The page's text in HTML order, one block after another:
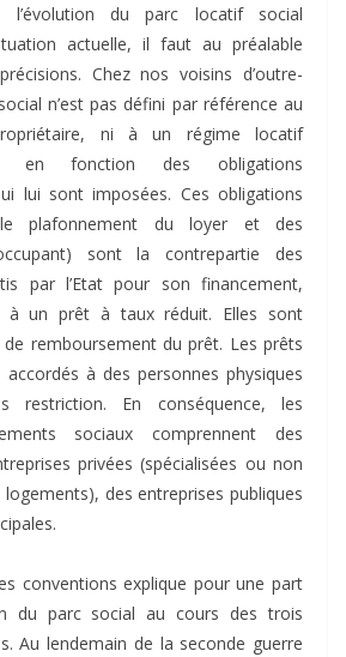
l’évolution du parc locatif social
actuelle, il faut au préalable
Chez nos voisins d’outre-
n’est pas défini par référence au
ni à un régime locatif
en fonction des obligations
lui sont imposées. Ces obligations
le plafonnement du loyer et des
sont la contrepartie des
par l’Etat pour son financement,
à un prêt à taux réduit. Elles sont
remboursement du prêt. Les prêts
à des personnes physiques
restriction. En conséquence, les
sociaux comprennent des
privées (spécialisées ou non
des entreprises publiques
conventions explique pour une part
du parc social au cours des trois
Au lendemain de la seconde guerre